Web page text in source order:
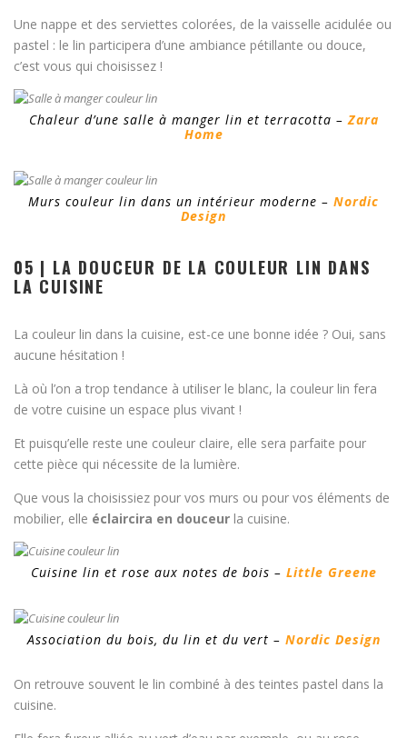
Une nappe et des serviettes colorées, de la vaisselle acidulée ou
pastel : le lin participera d’une ambiance pétillante ou douce,
c’est vous qui choisissez !
Chaleur d’une salle à manger lin et terracotta –Zara
Home
Murs couleur lin dans un intérieur moderne – Nordic
Design
05 | LA DOUCEUR DE LA COULEUR LIN DANS
LA CUISINE
La couleur lin dans la cuisine, est-ce une bonne idée ? Oui, sans
aucune hésitation !
Là où l’on a trop tendance à utiliser le blanc, la couleur lin fera
de votre cuisine un espace plus vivant !
Et puisqu’elle reste une couleur claire, elle sera parfaite pour
cette pièce qui nécessite de la lumière.
Que vous la choisissiez pour vos murs ou pour vos éléments de
mobilier, elle éclaircira en douceur la cuisine.
Cuisine lin et rose aux notes de bois – Little Greene
Association du bois, du lin et du vert – Nordic Design
On retrouve souvent le lin combiné à des teintes pastel dans la
cuisine.